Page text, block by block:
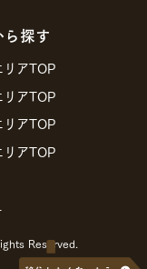
ら探す
アTOP
アTOP
アTOP
アTOP
Reserved.